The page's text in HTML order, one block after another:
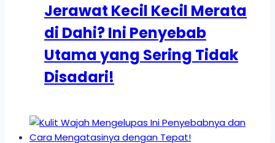
Jerawat Kecil Kecil Merata
di Dahi? Ini Penyebab
Utama yang Sering Tidak
Disadari!